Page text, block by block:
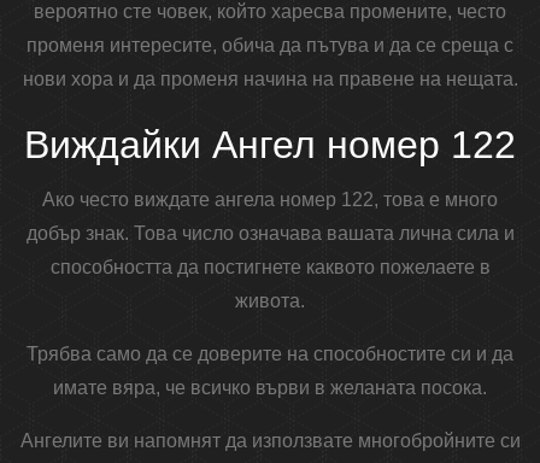
вероятно сте човек, който харесва промените, често
променя интересите, обича да пътува и да се среща с
нови хора и да променя начина на правене на нещата.
Виждайки Ангел номер 122
Ако често виждате ангела номер 122, това е много
добър знак. Това число означава вашата лична сила и
способността да постигнете каквото пожелаете в
живота.
Трябва само да се доверите на способностите си и да
имате вяра, че всичко върви в желаната посока.
Ангелите ви напомнят да използвате многобройните си